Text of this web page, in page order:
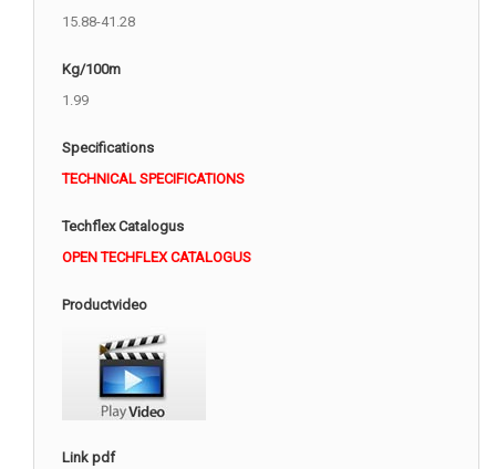
15.88-41.28
Kg/100m
1.99
Specifications
TECHNICAL SPECIFICATIONS
Techflex Catalogus
OPEN TECHFLEX CATALOGUS
Productvideo
Link pdf